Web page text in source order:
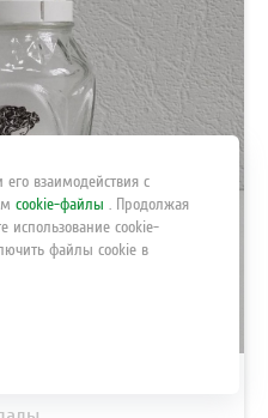
взаимодействия с
cookie-файлы . Продолжая
использование cookie-
файлы cookie в